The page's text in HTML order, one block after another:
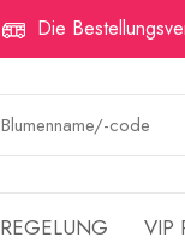
Die
REGELUNG VIP